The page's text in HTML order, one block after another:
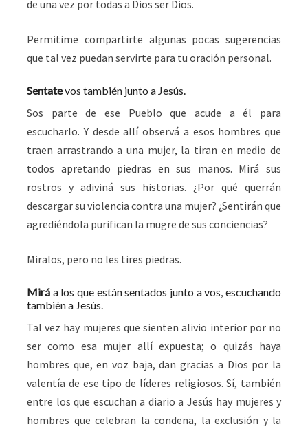
de una vez por todas a Dios ser Dios.
Permitime compartirte algunas pocas sugerencias
que tal vez puedan servirte para tu oración personal.
Sentatevos también junto a Jesús.
Sos parte de ese Pueblo que acude a él para
escucharlo. Y desde allí observá a esos hombres que
traen arrastrando a una mujer, la tiran en medio de
todos apretando piedras en sus manos. Mirá sus
rostros y adiviná sus historias. ¿Por qué querrán
descargar su violencia contra una mujer? ¿Sentirán que
agrediéndola purifican la mugre de sus conciencias?
Miralos, pero no les tires piedras.
Mirá a los que están sentados junto a vos, escuchando
también a Jesús.
Tal vez hay mujeres que sienten alivio interior por no
ser como esa mujer allí expuesta; o quizás haya
hombres que, en voz baja, dan gracias a Dios por la
valentía de ese tipo de líderes religiosos. Sí, también
entre los que escuchan a diario a Jesús hay mujeres y
hombres que celebran la condena, la exclusión y la